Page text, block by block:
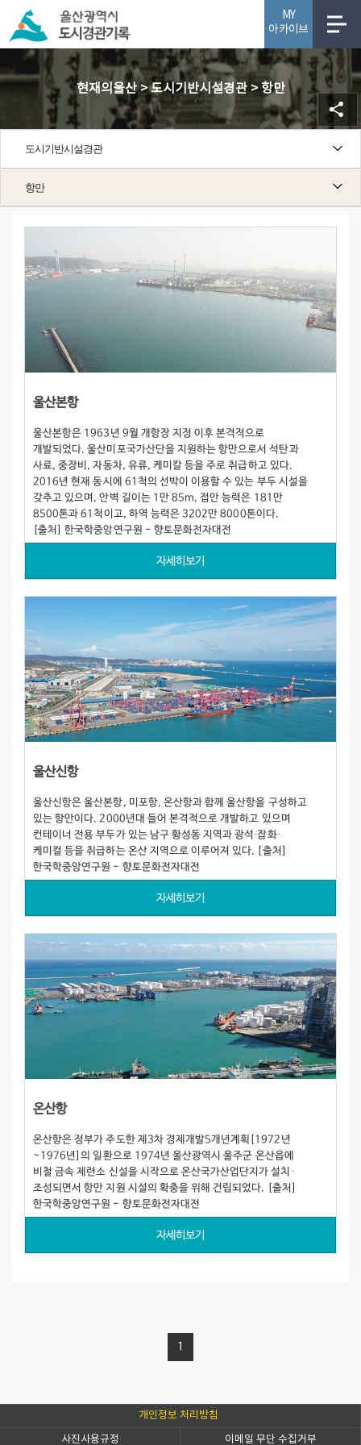
MY
아카이브
현재의울산 > 도시기반시설경관 > 항만
도시기반시설경관
항만항만
울산본항
울산본항은 1963년 9월 개항장 지정 이후 본격적으로
개발되었다. 울산미포국가산단을 지원하는 항만으로서 석탄과
사료, 중장비, 자동차, 유류, 케미칼 등을 주로 취급하고 있다.
2016년 현재 동시에 61척의 선박이 이용할 수 있는 부두 시설을
갖추고 있으며, 안벽 길이는 1만 85m, 접안 능력은 181만
8500톤과 61척이고, 하역 능력은 3202만 8000톤이다.
[출처] 한국학중앙연구원 - 향토문화전자대전
자세히보기
울산신항
울산신항은 울산본항, 미포항, 온산항과 함께 울산항을 구성하고
있는 항만이다. 2000년대 들어 본격적으로 개발하고 있으며
컨테이너 전용 부두가 있는 남구 황성동 지역과 광석·잡화·
케미컬 등을 취급하는 온산 지역으로 이루어져 있다. [출처]
한국학중앙연구원 - 향토문화전자대전
자세히보기
온산항
온산항은 정부가 주도한 제3차 경제개발5개년계획[1972년
~1976년]의 일환으로 1974년 울산광역시 울주군 온산읍에
비철 금속 제련소 신설을 시작으로 온산국가산업단지가 설치·
조성되면서 항만 지원 시설의 확충을 위해 건립되었다. [출처]
한국학중앙연구원 - 향토문화전자대전
자세히보기
1
개인정보 처리방침
사진사용규정
이메일 무단 수집거부